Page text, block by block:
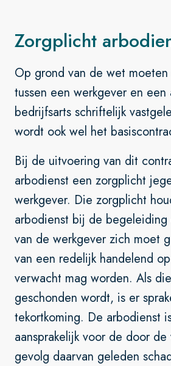
Zorgplicht
Op grond van de wet moeten
tussen een werkgever en
bedrijfsarts schriftelijk
wordt ook wel het
Bij de uitvoering van dit
arbodienst een zorgplicht
werkgever. Die zorgplicht
arbodienst bij de begeleiding
van de werkgever zich moet
van een redelijk handelend
verwacht mag worden. Als
geschonden wordt, is er
tekortkoming. De arbodienst
aansprakelijk voor de door de
gevolg daarvan geleden